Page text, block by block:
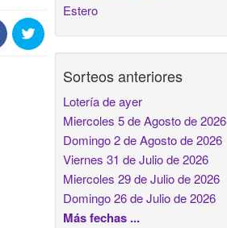
Estero
Sorteos anteriores
Lotería de ayer
Miercoles 5 de Agosto de 2026
Domingo 2 de Agosto de 2026
Viernes 31 de Julio de 2026
Miercoles 29 de Julio de 2026
Domingo 26 de Julio de 2026
Más fechas ...